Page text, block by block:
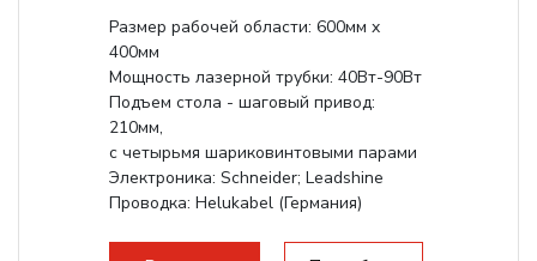
Размер рабочей области: 600мм x
400мм
Мощность лазерной трубки: 40Вт-90Вт
Подъем стола - шаговый привод:
210мм,
с четырьмя шариковинтовыми парами
Электроника: Schneider; Leadshine
Проводка: Helukabel (Германия)